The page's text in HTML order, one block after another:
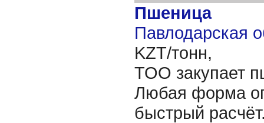
Пшеница
Павлодарская
KZT/тонн,
ТОО закупает
Любая форма
быстрый